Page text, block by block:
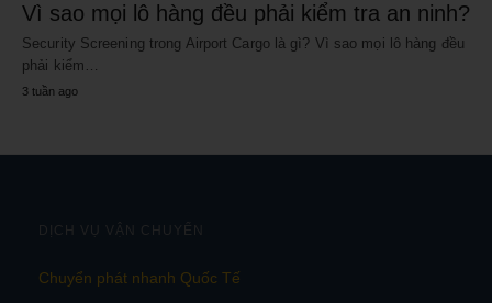
Vì sao mọi lô hàng đều phải kiểm tra an ninh?
Security Screening trong Airport Cargo là gì? Vì sao mọi lô hàng đều
phải kiểm…
3 tuần ago
DỊCH VỤ VẬN CHUYỂN
Chuyển phát nhanh Quốc Tế